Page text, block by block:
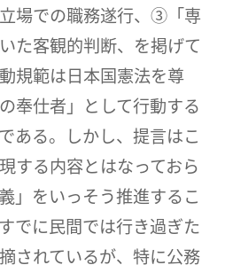
場での職務遂行、③「専
た客観的判断、を掲げて
規範は日本国憲法を尊
奉仕者」として行動する
ある。しかし、提言はこ
する内容とはなっておら
」をいっそう推進するこ
でに民間では行き過ぎた
されているが、特に公務